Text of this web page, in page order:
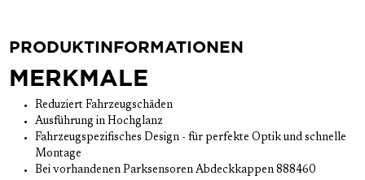
PRODUKTINFORMATIONEN
MERKMALE
Reduziert Fahrzeugschäden
Ausführung in Hochglanz
Fahrzeugspezifisches Design - für perfekte Optik und schnelle
Montage
Bei vorhandenen Parksensoren Abdeckkappen 888460